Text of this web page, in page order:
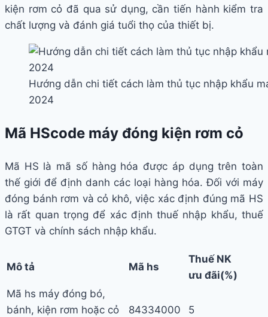
kiện rơm cỏ đã qua sử dụng, cần tiến hành kiểm tra
chất lượng và đánh giá tuổi thọ của thiết bị.
Hướng dẫn chi tiết cách làm thủ tục nhập khẩu
2024
Mã HScode máy đóng kiện rơm cỏ
Mã HS là mã số hàng hóa được áp dụng trên toàn
thế giới để định danh các loại hàng hóa. Đối với máy
đóng bánh rơm và cỏ khô, việc xác định đúng mã HS
là rất quan trọng để xác định thuế nhập khẩu, thuế
GTGT và chính sách nhập khẩu.
Mô tả Mã hs
Thuế NK
ưu đãi(%)
Mã hs máy đóng bó,
bánh, kiện rơm hoặc cỏ
84334000 5